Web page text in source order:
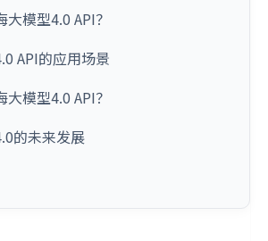
模型4.0 API？
API的应用场景
模型4.0 API？
的未来发展